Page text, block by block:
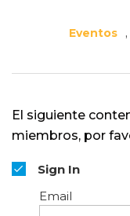
Eventos ,
El siguiente
miembros, por
Sign In
Email